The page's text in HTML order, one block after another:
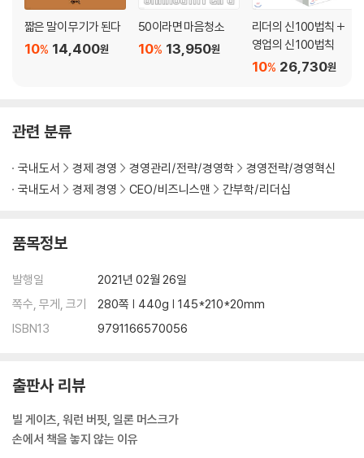
23. 리더의 가장 중요한 업무는 리더를 만들어내는 일이다 _《경영의 미
래》
24. 장군이 유능하고 주군이 간섭하지 않으면 승리한다 _《손자병법》
25. 다른 사람을 가르쳐 선을 행하게 할 때는 그 사람이 이를 받아들일 수
감히 보복할 엄두를 내지 못한다 _《군주론》
다는 크나큰 목표에 둔다 _《좋은 기업을 넘어 위대한 기업으로》
28. 힘과 우월성을 추구하는 사람에게는 사실 강한 열등감이 있다 _《인간
_《피플 스킬》
자 하는 사람들을 지켜내는 일이다 _《V자 회복》
31. 학습이 진정으로 효과를 발휘하려면 조직 기능 구조 속에 확실히 흡수
되어야 한다 _《학습하는 조직》
33. 문제는 마음속으로 상대방을 어떻게 생각하느냐다. 상대방은 이에 반
3장. 익숙함을 경계하면 새로운 길이 보인다
짧은 말이 무기가 된다
14,400원
10%
50이라면 마음청소
13,950원
10%
리더의 신 100법칙 +
영업의 신 100법칙
26,730원
10%
관련 분류
국내도서 경제 경영 경영관리/전략/경영학
경영전략/경영혁신
국내도서
경제 경영 CEO/비즈니스맨 간부학/리더십
품목정보
발행일
2021년 02월 26일
쪽수, 무게, 크기
280쪽 | 440g | 145*210*20mm
ISBN13
9791166570056
출판사 리뷰
빌 게이츠, 워런 버핏, 일론 머스크가
손에서 책을 놓지 않는 이유